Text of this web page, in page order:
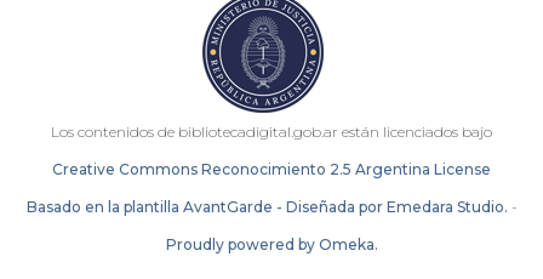
Los contenidos de bibliotecadigital.gob.ar están licenciados bajo
Creative Commons Reconocimiento 2.5 Argentina License
Basado en la plantilla AvantGarde - Diseñada por Emedara Studio. -
Proudly powered by Omeka.